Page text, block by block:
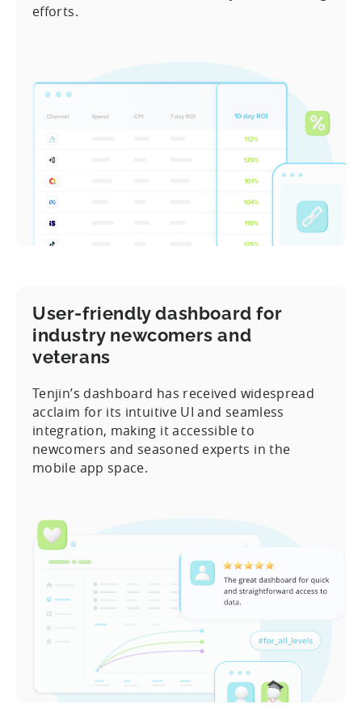
efforts.
User-friendly dashboard for
industry newcomers and
veterans
Tenjin’s dashboard has received widespread
acclaim for its intuitive UI and seamless
integration, making it accessible to
newcomers and seasoned experts in the
mobile app space.